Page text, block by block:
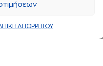
ΑΠΟΡΡΗΤΟΥ